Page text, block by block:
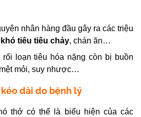
nhân hàng đầu gây ra các triệu
tiêu tiêu chảy, chán ăn…
loạn tiêu hóa nặng còn bị buồn
mỏi, suy nhược…
dài do bệnh lý
thở có thể là biểu hiện của các